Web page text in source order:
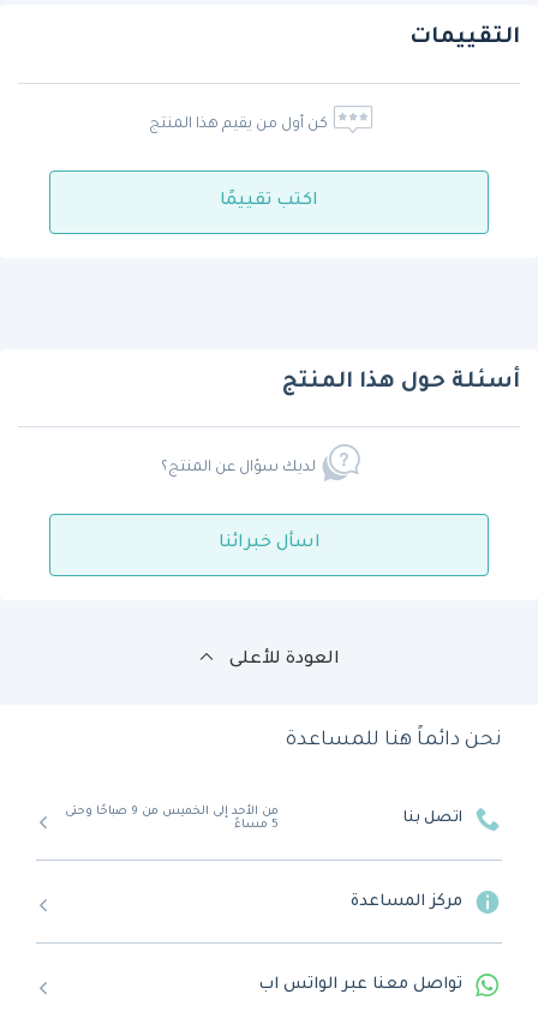
التقييمات
كن أول من يقيم هذا المنتج
اكتب تقييمًا
أسئلة حول هذا المنتج
لديك سؤال عن المنتج؟
اسأل خبرائنا
العودة للأعلى
نحن دائماً هنا للمساعدة
اتصل بنا
من الأحد إلى الخميس من 9 صباحًا وحتى
5 مساءً
مركز المساعدة
تواصل معنا عبر الواتس اب